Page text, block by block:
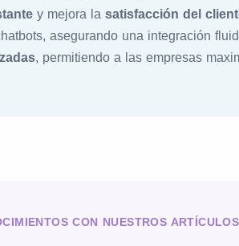
y mejora la satisfacción del
asegurando una integración
, permitiendo a las empresas
CON NUESTROS ARTÍCULOS